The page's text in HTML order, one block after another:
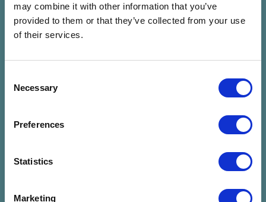
may combine it with other information that you’ve
provided to them or that they’ve collected from your use
of their services.
Selection
Necessary
Preferences
Statistics
Marketing
Perc)
Lőtér x Közlekedési
Múzeum - Taliándörögd
Perc)
Panoráma Színpad -
07.25. Szo 20:00 - 21:00 (60
Múzeum - Taliándörögd
José González (SE)
07.25. Szo 20:30 - 22:00 (90